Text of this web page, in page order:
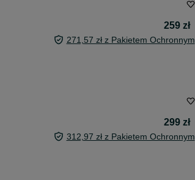
259 zł
271,57 zł z Pakietem Ochronnym
299 zł
312,97 zł z Pakietem Ochronnym